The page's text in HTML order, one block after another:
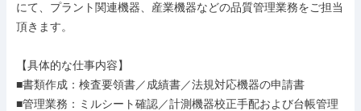
にて、プラント関連機器、産業機器などの品質管理業務をご担当
頂きます。
【具体的な仕事内容】
■書類作成：検査要領書／成績書／法規対応機器の申請書
■管理業務：ミルシート確認／計測機器校正手配および台帳管理